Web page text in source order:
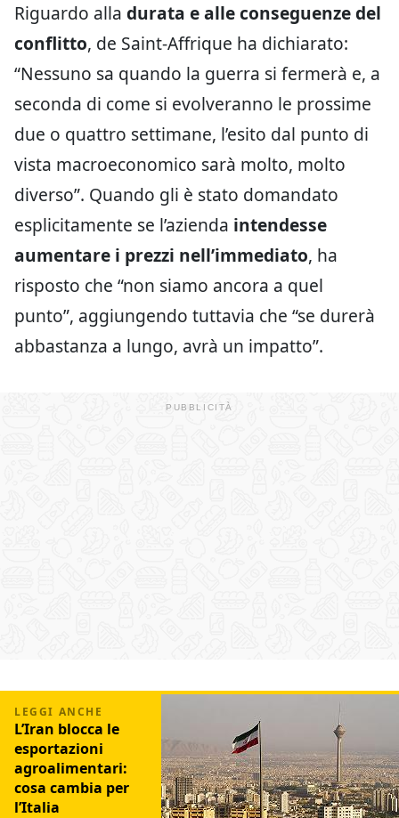
Riguardo alla durata e alle conseguenze del
conflitto, de Saint-Affrique ha dichiarato:
“Nessuno sa quando la guerra si fermerà e, a
seconda di come si evolveranno le prossime
due o quattro settimane, l’esito dal punto di
vista macroeconomico sarà molto, molto
diverso”. Quando gli è stato domandato
esplicitamente se l’azienda intendesse
aumentare i prezzi nell’immediato, ha
risposto che “non siamo ancora a quel
punto”, aggiungendo tuttavia che “se durerà
abbastanza a lungo, avrà un impatto”.
L’Iran blocca le
esportazioni
agroalimentari:
cosa cambia per
l’Italia